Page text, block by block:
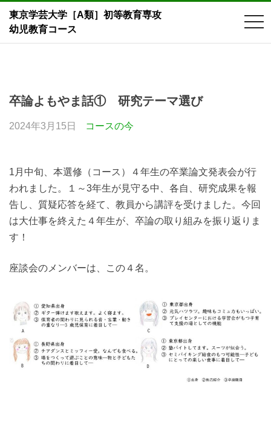
東京学芸大学［A類］初等教育専攻
幼児教育コース
卒論よもやま話① 研究テーマ選び
2024年3月15日 コースの今
1月中旬、本選修（コース）４年生の卒業論文発表会が行
われました。１～3年生が見守る中、各自、研究成果を報
告し、質疑応答を経て、教員から講評を受けました。今回
は大仕事を終えた４年生が、卒論の取り組みを振り返りま
す！
座談会のメンバーは、この４名。